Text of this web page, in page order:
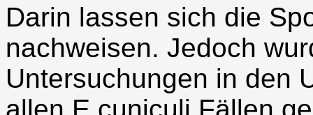
Darin lassen sich die
nachweisen. Jedoch
Untersuchungen in den